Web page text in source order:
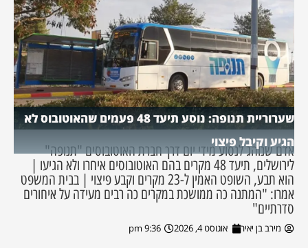
שערוריית תנופה: נוסע תיעד 48 פעמים שהאוטובוס לא
הגיע וקיבל פיצוי
אדם שנוהג לנסוע מידי יום דרך חברת האוטובוסים "תנופה"
לירושלים, תיעד 48 מקרים בהם האוטובוסים איחרו ולא הגיעו |
הוא תבע, השופט האמין ל-23 מקרים וקבע פיצוי | בבית המשפט
אמרו: "המתנה כה ממושכת במקרים כה רבים מעידה על איחורים
סדרתיים"
מירב בן יאיר אוגוסט 4, 2026 9:36 pm